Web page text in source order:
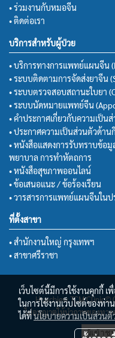
• ร่วมงานกับหมอจีน
• ติดต่อเรา
บริการสำหรับผู้ป่วย
• บริการทางการแพทย์แผนจีน
• ระบบติดตามการจัดส่งยาจีน
• ระบบตรวจสอบสถานะใบยา
• ระบบนัดหมายแพทย์จีน
• คำประกาศเกี่ยวกับความเป็น
• ประกาศความเป็นส่วนตัวด้าน
• หนังสือแสดงการรับทราบข้อ
พยาบาล การทำหัตถการ
• หนังสือสุขภาพออนไลน์
• ข้อเสนอแนะ / ข้อร้องเรียน
• วารสารการแพทย์แผนจีนในป
ที่ตั้งสาขา
• สำนักงานใหญ่ กรุงเทพฯ
• สาขาศรีราชา
Huachiew TCM Clinic©
ไม่อนุญาตให้นำภาพของทา
ผู้เข้าช
เว็บไซต์นี้มีการใช้งานคุกกี้
ในการใช้งานเว็บไซต์ของท่
ได้ที่นโยบายความเป็นส่วนตั